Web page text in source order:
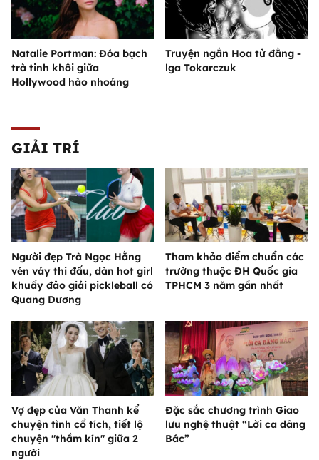
Natalie Portman: Đóa bạch
trà tinh khôi giữa
Hollywood hào nhoáng
Truyện ngắn Hoa tử đằng -
lga Tokarczuk
GIẢI TRÍ
Người đẹp Trà Ngọc Hằng
vén váy thi đấu, dàn hot girl
khuấy đảo giải pickleball có
Quang Dương
Tham khảo điểm chuẩn các
trường thuộc ĐH Quốc gia
TPHCM 3 năm gần nhất
Vợ đẹp của Văn Thanh kể
chuyện tình cổ tích, tiết lộ
chuyện "thầm kín" giữa 2
người
Đặc sắc chương trình Giao
lưu nghệ thuật “Lời ca dâng
Bác”